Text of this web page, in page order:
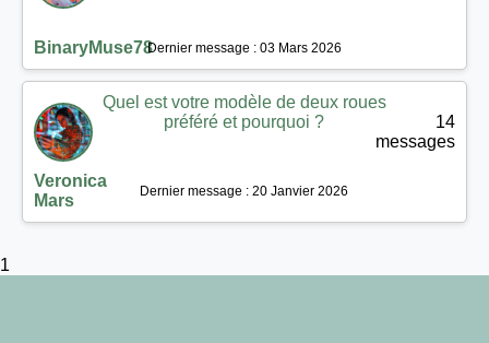
BinaryMuse78Dernier message : 03 Mars 2026
Quel est votre modèle de deux roues
préféré et pourquoi ?
Veronica
Mars
14
messages
Dernier message : 20 Janvier 2026
1